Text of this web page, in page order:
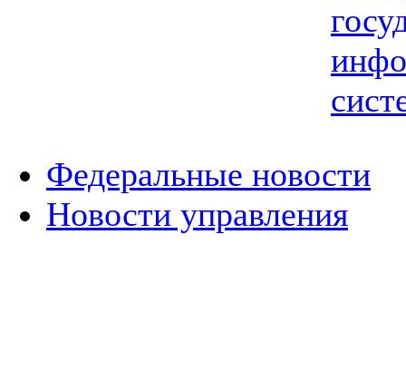
Федеральные новости
Новости управления